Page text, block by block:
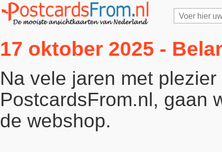
17 oktober 2025 -
Na vele jaren met
PostcardsFrom.nl, gaan
de webshop.